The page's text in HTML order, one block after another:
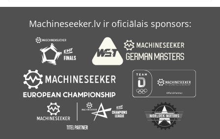
Machineseeker.lv ir oficiālais sponsors: